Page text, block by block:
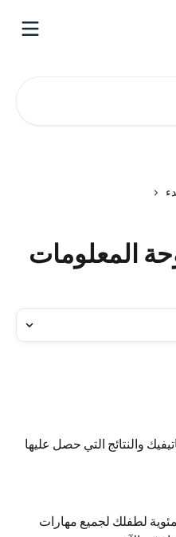
المعلومات
والنتائج التي حصل عليها
لطفلك لجميع مهارات